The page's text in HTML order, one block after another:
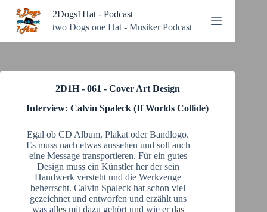
Inhalt
springen
2Dogs1Hat - Podcast
two Dogs one Hat - Musiker Podcast
2D1H - 061 - Cover Art Design
Interview: Calvin Spaleck (If Worlds Collide)
Egal ob CD Album, Plakat oder Bandlogo.
Es muss nach etwas aussehen und soll auch
eine Message transportieren. Für ein gutes
Design muss ein Künstler her der sein
Handwerk versteht und die Werkzeuge
beherrscht. Calvin Spaleck hat schon viel
gezeichnet und entworfen und erzählt uns
was alles mit dazu gehört und wie er das